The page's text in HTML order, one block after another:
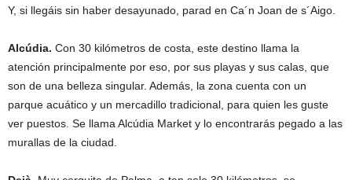
Y, si llegáis sin haber desayunado, parad en Ca´n Joan de s´Aigo.
Alcúdia. Con 30 kilómetros de costa, este destino llama la
atención principalmente por eso, por sus playas y sus calas, que
son de una belleza singular. Además, la zona cuenta con un
parque acuático y un mercadillo tradicional, para quien les guste
ver puestos. Se llama Alcúdia Market y lo encontrarás pegado a las
murallas de la ciudad.